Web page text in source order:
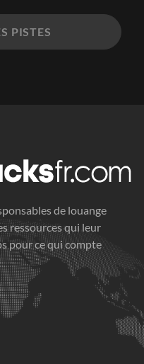
PISTES
de louange
ressources qui leur
pour ce qui compte